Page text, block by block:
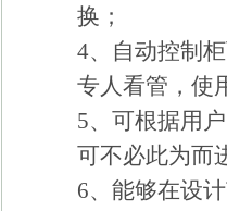
换；
4、自动控制
专人看管，使
5、可根据用
可不必此为而
6、能够在设